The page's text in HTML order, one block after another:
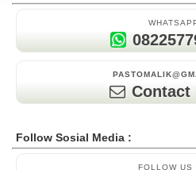
Contact
Follow Sosial Media :
FOLLOW US